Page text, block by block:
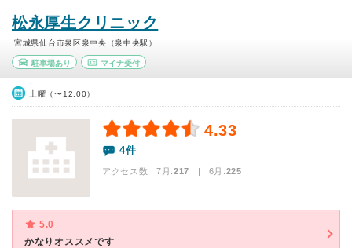
松永厚生クリニック
宮城県仙台市泉区泉中央（泉中央駅）
駐車場あり マイナ受付
土曜（〜12:00）
4.33
4件
アクセス数 7月:217 | 6月:225
5.0
かなりオススメです